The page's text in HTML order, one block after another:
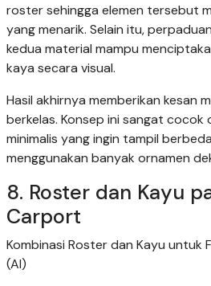
roster sehingga elemen tersebut
yang menarik. Selain itu,
kedua material mampu
kaya secara visual.
Hasil akhirnya memberikan kesan
berkelas. Konsep ini sangat
minimalis yang ingin tampil
menggunakan banyak ornamen
8. Roster dan Kayu
Carport
Kombinasi Roster dan Kayu untuk
(AI)